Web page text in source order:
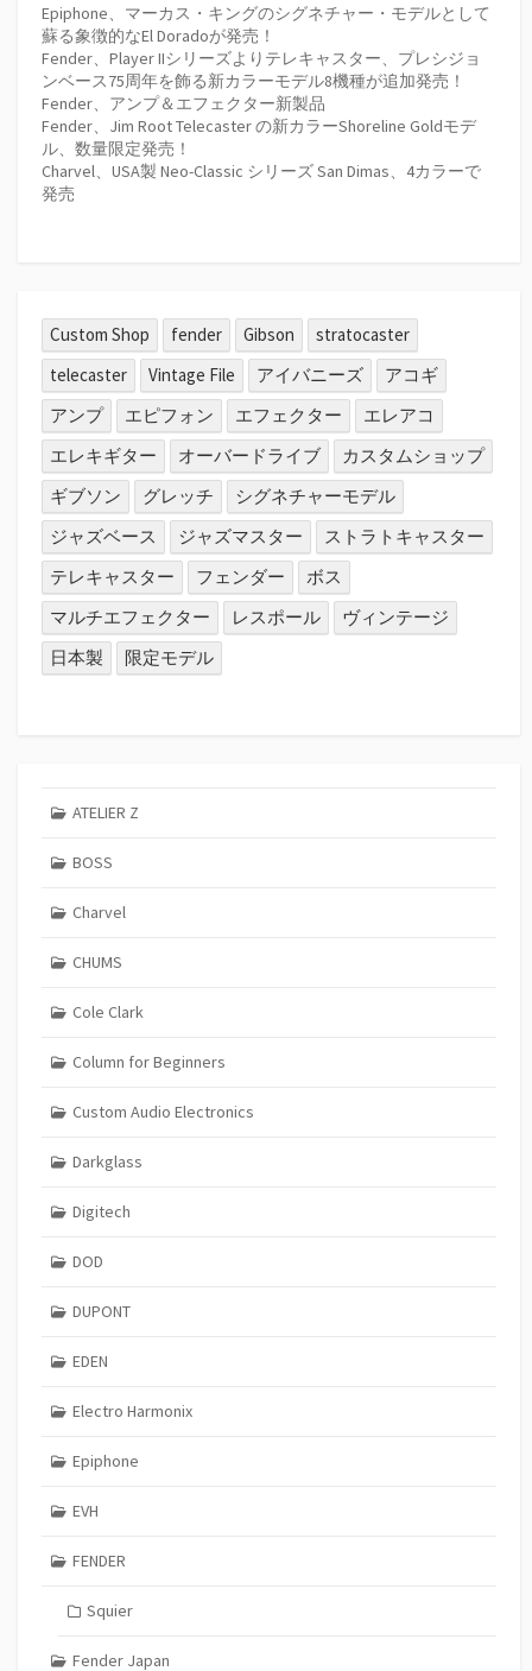
Epiphone、マーカス・キングのシグネチャー・モデルとして
蘇る象徴的なEl Doradoが発売！
Fender、Player IIシリーズよりテレキャスター、プレシジョ
ンベース75周年を飾る新カラーモデル8機種が追加発売！
Fender、アンプ＆エフェクター新製品
Fender、Jim Root Telecaster の新カラーShoreline Goldモデ
ル、数量限定発売！
Charvel、USA製 Neo-Classic シリーズ San Dimas、4カラーで
発売
Custom Shop fender Gibson
stratocaster
telecaster
Vintage File アイバニーズ
アコギ
アンプ
エピフォン エフェクター
エレアコ
エレキギター
オーバードライブ
カスタムショップ
ギブソン
グレッチ
シグネチャーモデル
ジャズベース
ジャズマスター
ストラトキャスター
テレキャスター
フェンダー
ボス
マルチエフェクター
レスポール
ヴィンテージ
日本製
限定モデル
ATELIER Z
BOSS
Charvel
CHUMS
Cole Clark
Column for Beginners
Custom Audio Electronics
Darkglass
Digitech
DOD
DUPONT
EDEN
Electro Harmonix
Epiphone
EVH
FENDER
Squier
Fender Japan